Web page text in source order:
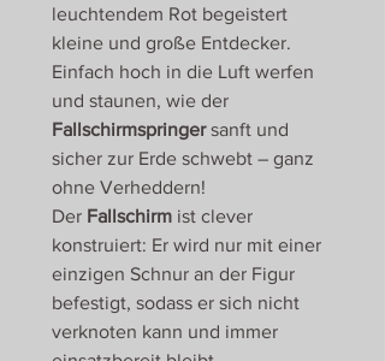
leuchtendem Rot begeistert
kleine und große Entdecker.
Einfach hoch in die Luft werfen
und staunen, wie der
Fallschirmspringersanft und
sicher zur Erde schwebt – ganz
ohne Verheddern!
Der Fallschirm ist clever
konstruiert: Er wird nur mit einer
einzigen Schnur an der Figur
befestigt, sodass er sich nicht
verknoten kann und immer